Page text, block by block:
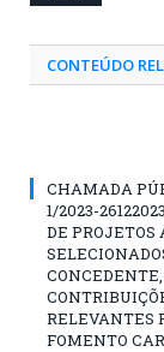
CONTEÚDO
CHAMADA
1/2023-
DE PROJETOS
RELEVANTES
FOMENTO